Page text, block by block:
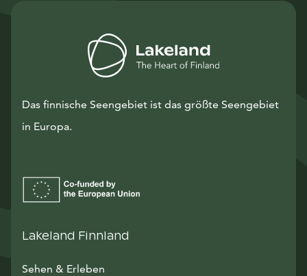
Das finnische Seengebiet ist das größte Seengebiet
in Europa.
Lakeland Finnland
Sehen & Erleben